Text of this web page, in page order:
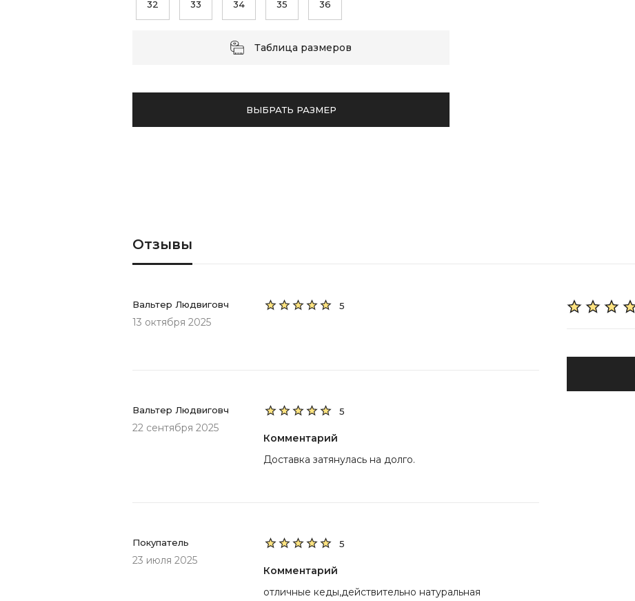
32 33 34 35 36
Таблица размеров
ВЫБРАТЬ РАЗМЕР
Отзывы
Вальтер Людвиговч
13 октября 2025
5
Вальтер Людвиговч
22 сентября 2025
5
Комментарий
Доставка затянулась на долго.
Покупатель
23 июля 2025
5
Комментарий
отличные кеды,действительно натуральная